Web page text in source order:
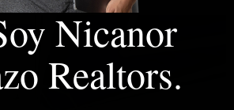
✍
Nicanor
Realtors.